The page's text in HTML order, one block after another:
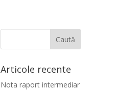
Articole recente
Nota raport intermediar